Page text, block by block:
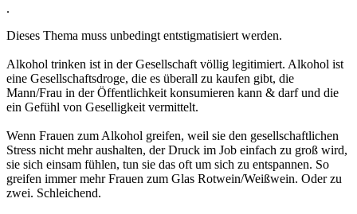
.
Dieses Thema muss unbedingt entstigmatisiert werden.
Alkohol trinken ist in der Gesellschaft völlig legitimiert. Alkohol ist
eine Gesellschaftsdroge, die es überall zu kaufen gibt, die
Mann/Frau in der Öffentlichkeit konsumieren kann & darf und die
ein Gefühl von Geselligkeit vermittelt.
Wenn Frauen zum Alkohol greifen, weil sie den gesellschaftlichen
Stress nicht mehr aushalten, der Druck im Job einfach zu groß wird,
sie sich einsam fühlen, tun sie das oft um sich zu entspannen. So
greifen immer mehr Frauen zum Glas Rotwein/Weißwein. Oder zu
zwei. Schleichend.